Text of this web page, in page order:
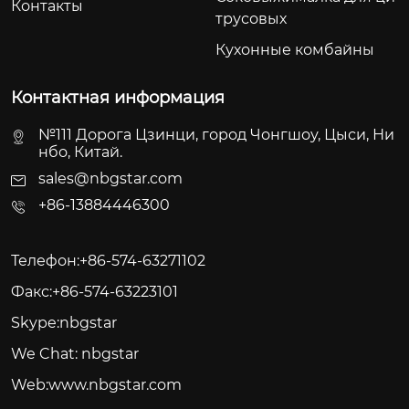
Контакты
трусовых
Кухонные комбайны
Контактная информация
№111 Дорога Цзинци, город Чонгшоу, Цыси, Ни
нбо, Китай.
sales@nbgstar.com
+86-13884446300
Телефон:+86-574-63271102
Факс:+86-574-63223101
Skype:nbgstar
We Chat: nbgstar
Web:www.nbgstar.com